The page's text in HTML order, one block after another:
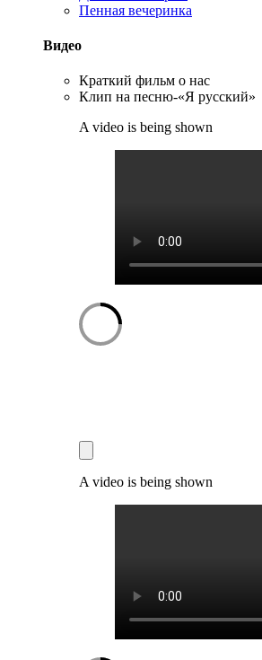
Пенная вечеринка
Видео
Краткий фильм о нас
Клип на песню-«Я русский»
A video is being shown
A video is being shown